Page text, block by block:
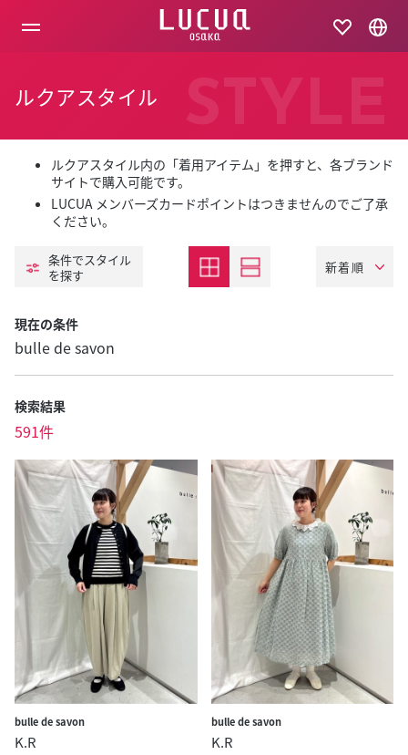
ルクアスタイル STYLE
ルクアスタイル内の「着用アイテム」を押すと、各ブランド
サイトで購入可能です。
LUCUA メンバーズカードポイントはつきませんのでご了承
ください。
現在の条件
bulle de savon
検索結果
591件
条件でスタイル
を探す
bulle de savon
K.R
bulle de savon
K.R